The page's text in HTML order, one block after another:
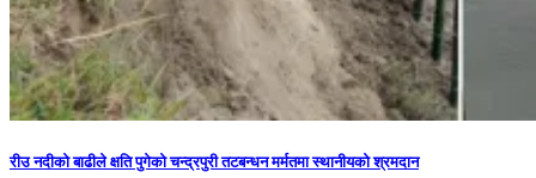
रीउ नदीको बाढीले क्षति पुगेको चन्द्रपुरी तटबन्धन मर्मतमा स्थानीयको श्रमदान